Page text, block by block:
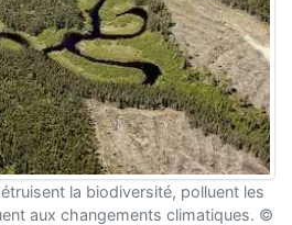
la biodiversité, polluent les
aux changements climatiques. ©